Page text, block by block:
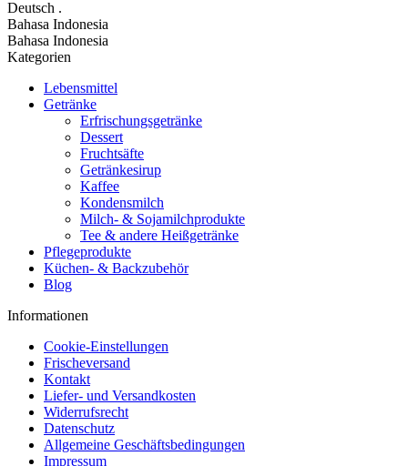
Deutsch .
Bahasa Indonesia
Bahasa Indonesia
Kategorien
Lebensmittel
Getränke
Erfrischungsgetränke
Dessert
Fruchtsäfte
Getränkesirup
Kaffee
Kondensmilch
Milch- & Sojamilchprodukte
Tee & andere Heißgetränke
Pflegeprodukte
Küchen- & Backzubehör
Blog
Informationen
Cookie-Einstellungen
Frischeversand
Kontakt
Liefer- und Versandkosten
Widerrufsrecht
Datenschutz
Allgemeine Geschäftsbedingungen
Impressum